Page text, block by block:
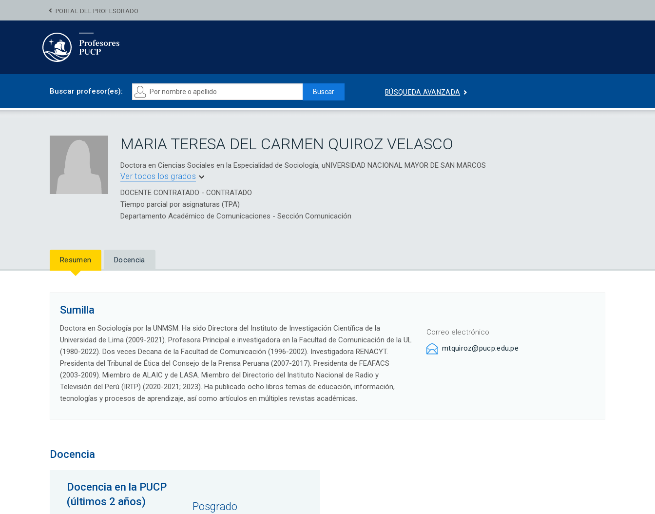
PORTAL DEL PROFESORADO
Buscar profesor(es): Buscar BÚSQUEDA AVANZADA
MARIA TERESA DEL CARMEN QUIROZ VELASCO
Doctora en Ciencias Sociales en la Especialidad de Sociología, uNIVERSIDAD NACIONAL MAYOR DE SAN MARCOS
Ver todos los grados
DOCENTE CONTRATADO - CONTRATADO
Tiempo parcial por asignaturas (TPA)
Departamento Académico de Comunicaciones - Sección Comunicación
Resumen Docencia
Sumilla
Doctora en Sociología por la UNMSM. Ha sido Directora del Instituto de Investigación Científica de la
Universidad de Lima (2009-2021). Profesora Principal e investigadora en la Facultad de Comunicación de la UL
(1980-2022). Dos veces Decana de la Facultad de Comunicación (1996-2002). Investigadora RENACYT.
Presidenta del Tribunal de Ética del Consejo de la Prensa Peruana (2007-2017). Presidenta de FEAFACS
(2003-2009). Miembro de ALAIC y de LASA. Miembro del Directorio del Instituto Nacional de Radio y
Televisión del Perú (IRTP) (2020-2021; 2023). Ha publicado ocho libros temas de educación, información,
tecnologías y procesos de aprendizaje, así como artículos en múltiples revistas académicas.
Correo electrónico
mtquiroz@pucp.edu.pe
Docencia
Docencia en la PUCP
(últimos 2 años)
Posgrado